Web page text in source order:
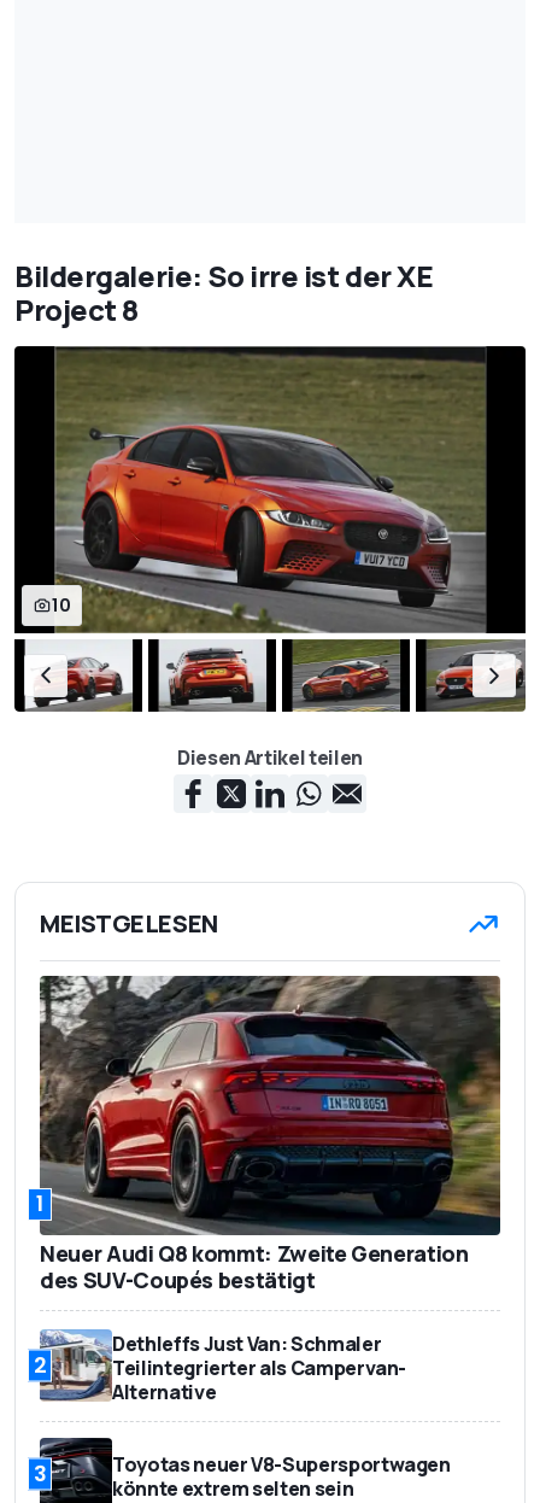
Bildergalerie: So irre ist der XE
Project 8
10
Diesen Artikel teilen
MEISTGELESEN
1
Neuer Audi Q8 kommt: Zweite Generation
des SUV-Coupés bestätigt
2
Dethleffs Just Van: Schmaler
Teilintegrierter als Campervan-
Alternative
3
Toyotas neuer V8-Supersportwagen
könnte extrem selten sein